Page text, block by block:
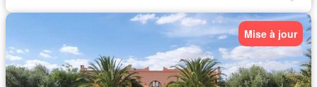
Mise à jour